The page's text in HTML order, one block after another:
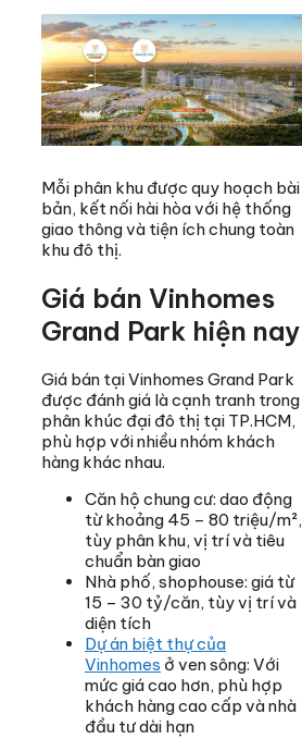
Mỗi phân khu được quy hoạch bài
bản, kết nối hài hòa với hệ thống
giao thông và tiện ích chung toàn
khu đô thị.
Giá bán Vinhomes
Grand Park hiện nay
Giá bán tại Vinhomes Grand Park
được đánh giá là cạnh tranh trong
phân khúc đại đô thị tại TP.HCM,
phù hợp với nhiều nhóm khách
hàng khác nhau.
Căn hộ chung cư: dao động
từ khoảng 45 – 80 triệu/m²,
tùy phân khu, vị trí và tiêu
chuẩn bàn giao
Nhà phố, shophouse: giá từ
15 – 30 tỷ/căn, tùy vị trí và
diện tích
Dự án biệt thự của
Vinhomes ở ven sông: Với
mức giá cao hơn, phù hợp
khách hàng cao cấp và nhà
đầu tư dài hạn